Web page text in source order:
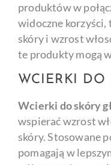
produktów w
widoczne korzyści,
skóry i wzrost
te produkty mogą
WCIERKI DO
Wcierki do skóry
wspierać wzrost
skóry. Stosowane
pomagają w